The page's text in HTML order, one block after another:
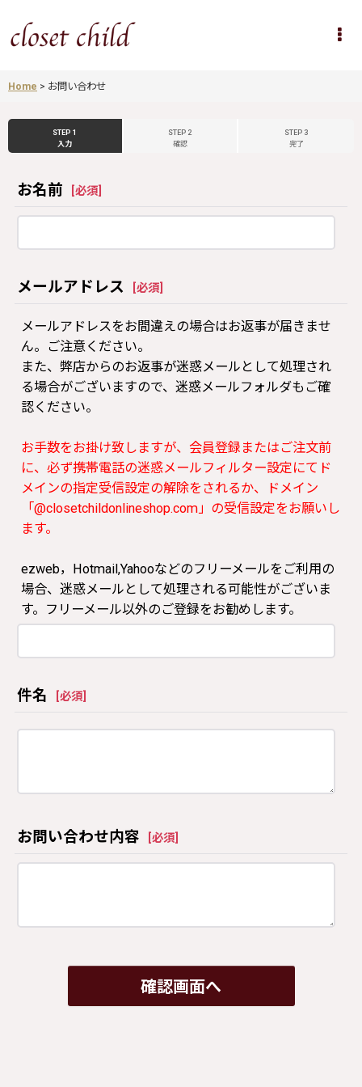
Home > お問い合わせ
STEP 1
入力
STEP 2
確認
STEP 3
完了
お名前 必須
メールアドレス 必須
メールアドレスをお間違えの場合はお返事が届きませ
ん。ご注意ください。
また、弊店からのお返事が迷惑メールとして処理され
る場合がございますので、迷惑メールフォルダもご確
認ください。
お手数をお掛け致しますが、会員登録またはご注文前
に、必ず携帯電話の迷惑メールフィルター設定にてド
メインの指定受信設定の解除をされるか、ドメイン
「@closetchildonlineshop.com」の受信設定をお願いし
ます。
ezweb，Hotmail,Yahooなどのフリーメールをご利用の
場合、迷惑メールとして処理される可能性がございま
す。フリーメール以外のご登録をお勧めします。
件名 必須
お問い合わせ内容 必須
確認画面へ